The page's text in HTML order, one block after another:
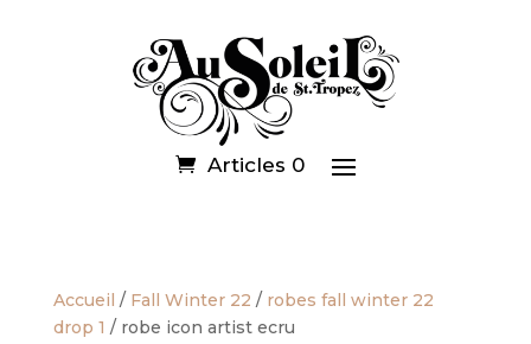
Articles 0
Accueil / Fall Winter 22 / robes fall winter 22
drop 1 / robe icon artist ecru